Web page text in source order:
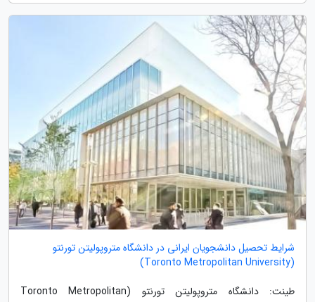
شرایط تحصیل دانشجویان ایرانی در دانشگاه متروپولیتن تورنتو
(Toronto Metropolitan University)
طینت: دانشگاه متروپولیتن تورنتو (Toronto Metropolitan